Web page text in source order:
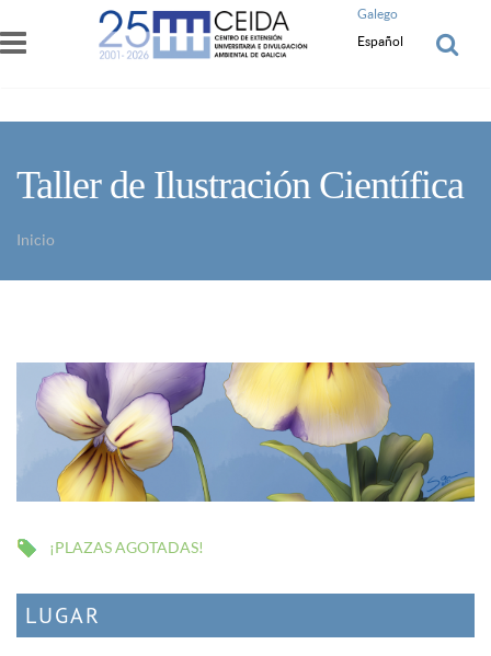
Pasar al contenido principal
Galego
Español
Taller de Ilustración Científica
Inicio
¡PLAZAS AGOTADAS!
LUGAR